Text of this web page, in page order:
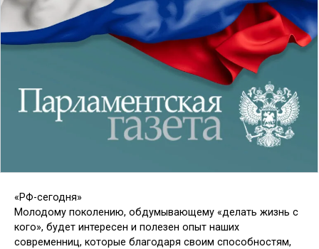
«РФ-сегодня»
Молодому поколению, обдумывающему «делать жизнь с
кого», будет интересен и полезен опыт наших
современниц, которые благодаря своим способностям,